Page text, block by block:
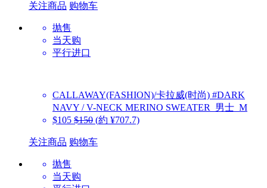
关注商品 购物车
抛售
当天购
平行进口
CALLAWAY(FASHION)/卡拉威(时尚) #DARK
NAVY / V-NECK MERINO SWEATER_男士_M
$105 $150 (約 ¥707.7)
关注商品 购物车
抛售
当天购